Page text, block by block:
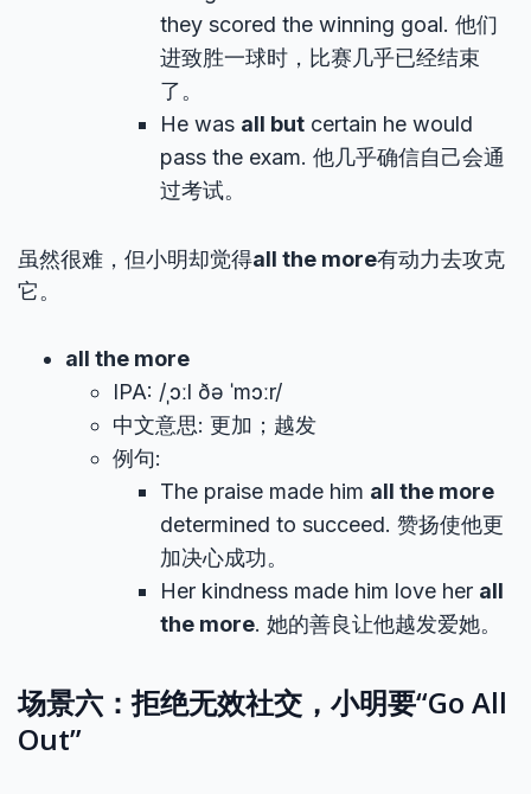
they scored the winning goal. 他们
进致胜一球时，比赛几乎已经结束
了。
He was all but certain he would
pass the exam. 他几乎确信自己会通
过考试。
虽然很难，但小明却觉得all the more有动力去攻克
它。
all the more
IPA: /ˌɔːl ðə ˈmɔːr/
中文意思: 更加；越发
例句:
The praise made him all the more
determined to succeed. 赞扬使他更
加决心成功。
Her kindness made him love her all
the more. 她的善良让他越发爱她。
场景六：拒绝无效社交，小明要“Go All
Out”